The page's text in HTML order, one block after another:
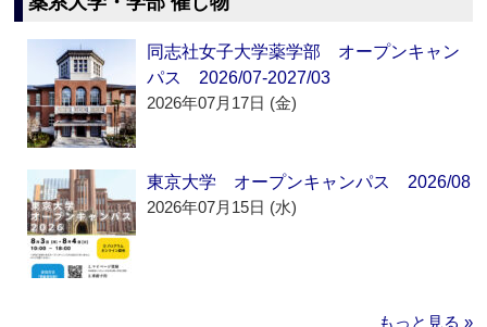
同志社女子大学薬学部 オープンキャン
パス 2026/07-2027/03
2026年07月17日 (金)
東京大学 オープンキャンパス 2026/08
2026年07月15日 (水)
もっと見る »